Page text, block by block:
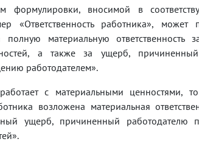
формулировки, вносимой в
«Ответственность работника», может
материальную ответственность
а также за ущерб,
работодателем».
с материальными ценностями,
возложена материальная
ущерб, причиненный работодателю